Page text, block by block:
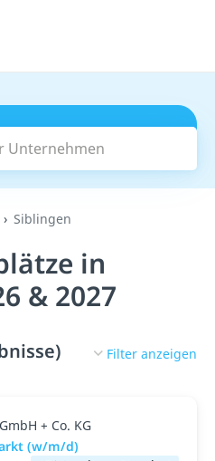
Suchen
Siblingen
in
& 2027
Filter anzeigen
+ Co. KG
(w/m/d)